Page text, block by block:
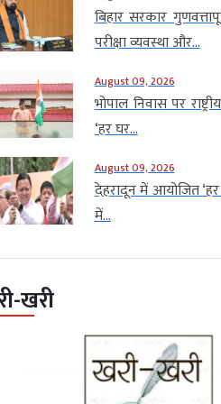
बिहार सरकार
परीक्षा व्यवस्था और...
August 09, 2026
भोपाल निवास पर
‘हर घर...
August 09, 2026
देहरादून में आयोजित ‘हर
में...
खरी